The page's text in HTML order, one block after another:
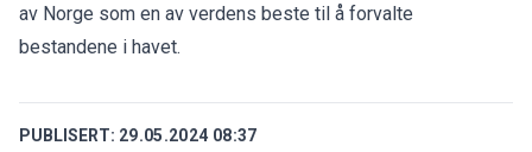
av Norge som en av verdens beste til å forvalte
bestandene i havet.
PUBLISERT: 29.05.2024 08:37